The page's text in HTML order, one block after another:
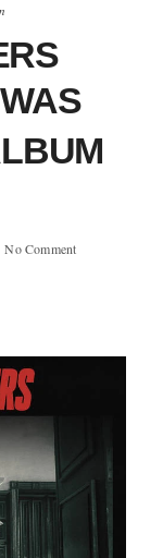
No Comment